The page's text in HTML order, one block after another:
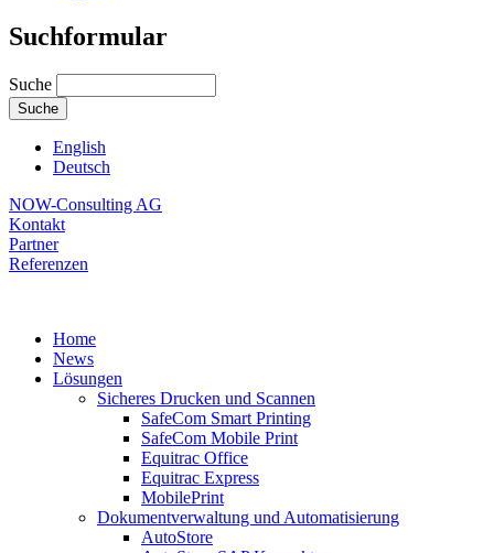
Suchformular
Suche
English
Deutsch
NOW-Consulting AG
Kontakt
Partner
Referenzen
Home
News
Lösungen
Sicheres Drucken und Scannen
SafeCom Smart Printing
SafeCom Mobile Print
Equitrac Office
Equitrac Express
MobilePrint
Dokumentverwaltung und Automatisierung
AutoStore